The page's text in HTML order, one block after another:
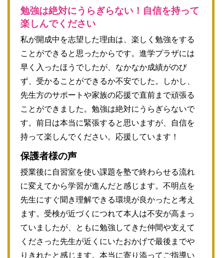
勉強は絶対にうらぎらない！自信を持って
楽しんでください
私が開成中を志望した理由は、楽しく勉強をする
ことができると思ったからです。進学プラザには
早く入ったほうでしたが、なかなか成績がのび
ず、受かることができるか不安でした。しかし、
先生方のサポートや家族の応援で直前まで頑張る
ことができました。勉強は絶対にうらぎらないで
す。前日は本当に緊張すると思いますが、自信を
持って楽しんでください。応援しています！
保護者様の声
授業後に自習室を使い課題を塾で終わらせる流れ
に変えてから学習が進んだと感じます。不明点を
先生にすぐ聞き理解できる環境が良かったと考え
ます。受検が近づくにつれて本人は不安が高まっ
ていましたが、ともに勉強してきた仲間や支えて
くださった先生が近くにいたおかげで最後までや
りきれたと感じます。本当に寄り添ってご指導い